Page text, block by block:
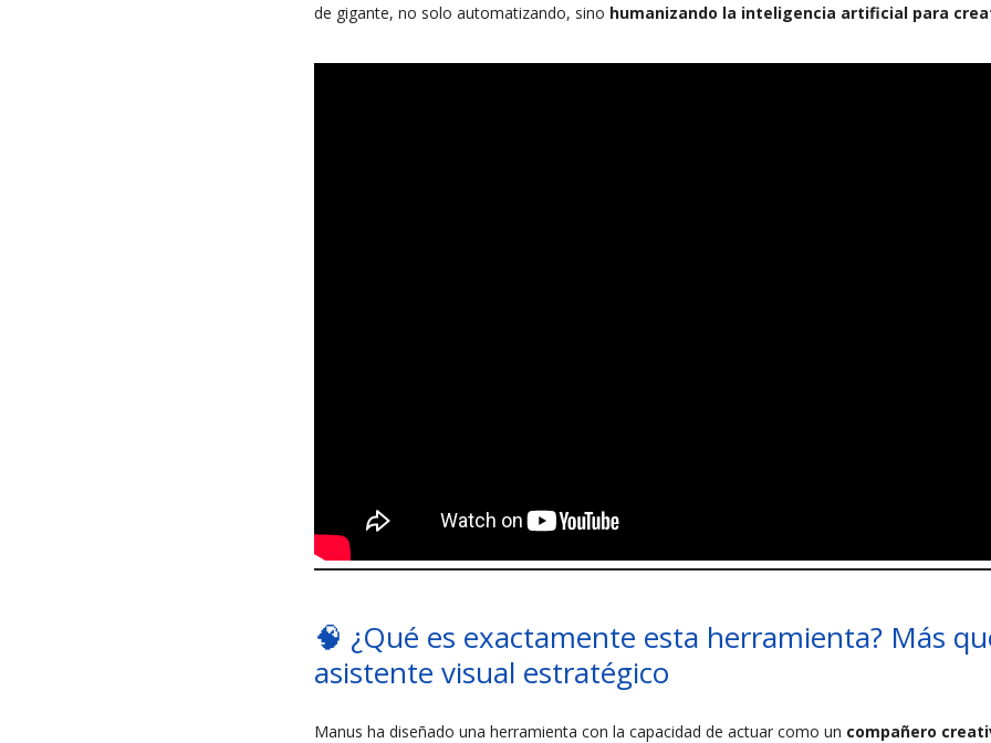
de gigante, no solo automatizando, sino humanizando la inteligencia artificial para
🧠 ¿Qué es exactamente esta herramienta? Más
asistente visual estratégico
Manus ha diseñado una herramienta con la capacidad de actuar como un compañero